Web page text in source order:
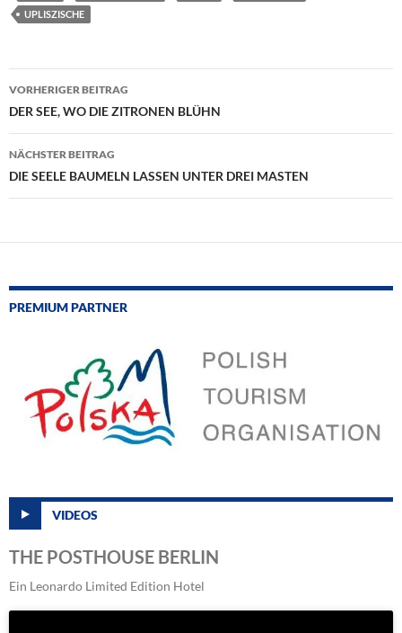
UPLISZISCHE
Beitragsnavigation
VORHERIGER BEITRAG
DER SEE, WO DIE ZITRONEN BLÜHN
NÄCHSTER BEITRAG
DIE SEELE BAUMELN LASSEN UNTER DREI MASTEN
PREMIUM PARTNER
VIDEOS
THE POSTHOUSE BERLIN
Ein Leonardo Limited Edition Hotel